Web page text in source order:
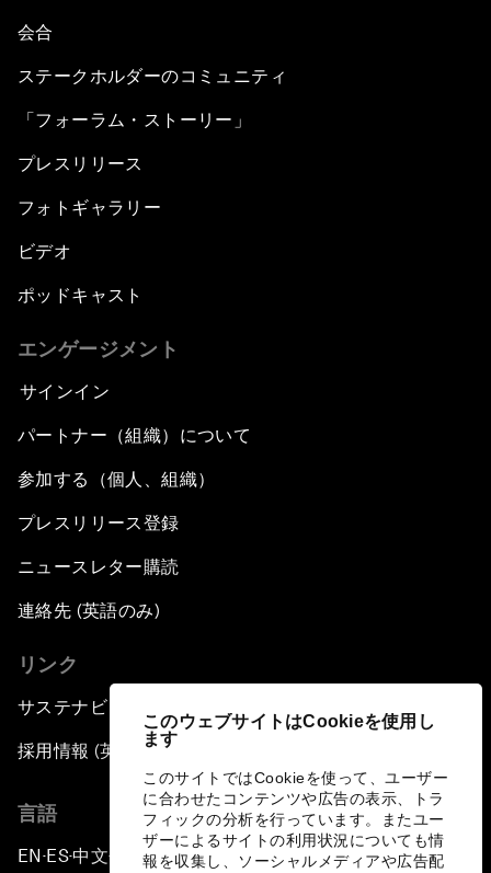
このウェブサイトはCookieを使用し
ます
このサイトではCookieを使って、ユーザー
に合わせたコンテンツや広告の表示、トラ
フィックの分析を行っています。またユー
ザーによるサイトの利用状況についても情
報を収集し、ソーシャルメディアや広告配
会合
ステークホルダーのコミュニティ
「フォーラム・ストーリー」
プレスリリース
フォトギャラリー
ビデオ
ポッドキャスト
エンゲージメント
サインイン
パートナー（組織）について
参加する（個人、組織）
プレスリリース登録
ニュースレター購読
連絡先 (英語のみ)
リンク
サステナビリティへの取り組み
採用情報 (英語のみ)
言語
EN ▪ES▪中文▪ 日本語